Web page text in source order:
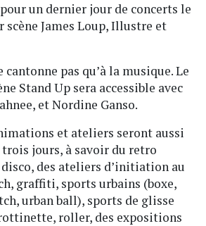
un dernier jour de concerts le
scène James Loup, Illustre et
pas qu’à la musique. Le
Stand Up sera accessible avec
et Nordine Ganso.
et ateliers seront aussi
trois jours, à savoir du retro
des ateliers d’initiation au
graffiti, sports urbains (boxe,
urban ball), sports de glisse
roller, des expositions